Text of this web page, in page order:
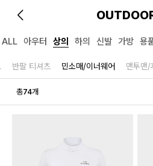
ALL 아우터 상의 하의 신발 가방 용
반팔 티셔츠 민소매/이너웨어 맨투맨/
총74개